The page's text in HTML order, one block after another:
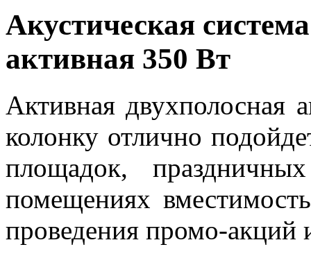
Акустическая
активная 350 Вт
Активная двухполосная
колонку отлично
площадок,
помещениях
проведения промо-акций